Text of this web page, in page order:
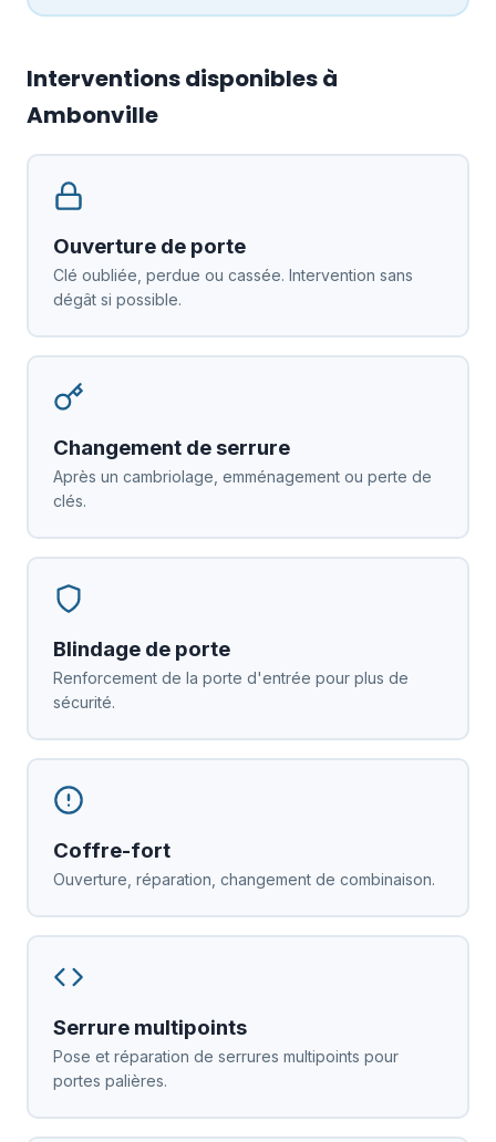
Interventions disponibles à
Ambonville
Ouverture de porte
Clé oubliée, perdue ou cassée. Intervention sans
dégât si possible.
Changement de serrure
Après un cambriolage, emménagement ou perte de
clés.
Blindage de porte
Renforcement de la porte d'entrée pour plus de
sécurité.
Coffre-fort
Ouverture, réparation, changement de combinaison.
Serrure multipoints
Pose et réparation de serrures multipoints pour
portes palières.